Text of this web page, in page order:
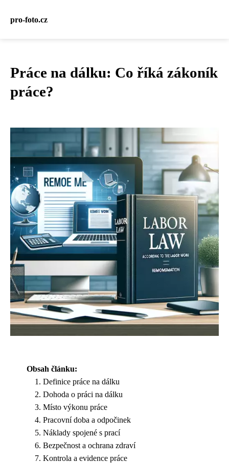
pro-foto.cz
Práce na dálku: Co říká zákoník
práce?
Obsah článku:
Definice práce na dálku
Dohoda o práci na dálku
Místo výkonu práce
Pracovní doba a odpočinek
Náklady spojené s prací
Bezpečnost a ochrana zdraví
Kontrola a evidence práce